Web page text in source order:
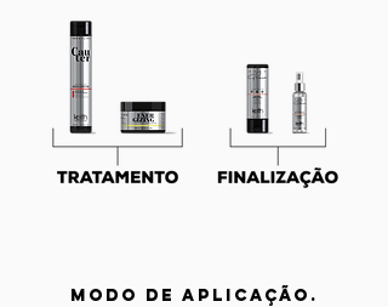
MODO DE APLICAÇÃO.